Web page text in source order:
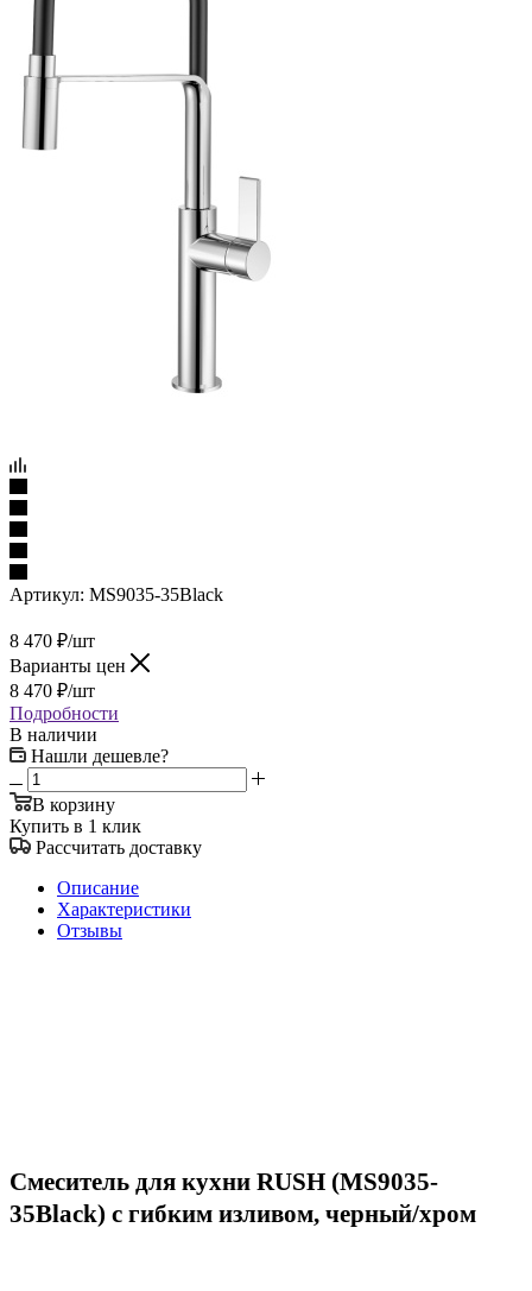
Артикул: MS9035-35Black
8 470 ₽/шт
Варианты цен
8 470 ₽/шт
Подробности
В наличии
Нашли дешевле?
В корзину
Купить в 1 клик
Рассчитать доставку
Описание
Характеристики
Отзывы
Смеситель для кухни RUSH (MS9035-
35Black) с гибким изливом, черный/хром